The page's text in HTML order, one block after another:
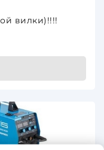
вилки)!!!!